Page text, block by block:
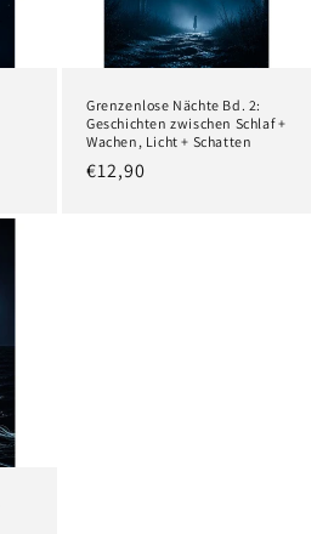
Grenzenlose Nächte Bd. 2:
Geschichten zwischen Schlaf +
Wachen, Licht + Schatten
Normaler
€12,90